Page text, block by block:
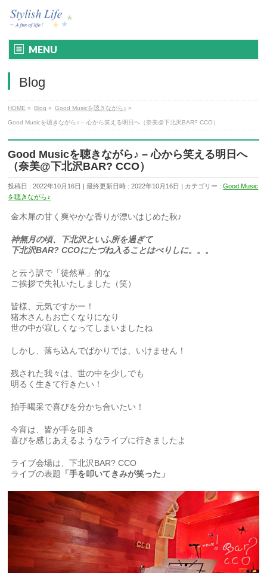
MENU
Blog
HOME » Blog » Good Musicを聴きながら♪ »
Good Musicを聴きながら♪ – 心から笑える明日へ（奈美@下北沢BAR? CCO）
Good Musicを聴きながら♪ – 心から笑える明日へ
（奈美@下北沢BAR? CCO）
投稿日 : 2022年10月16日 最終更新日時 : 2022年10月16日 カテゴリー :Good Music
を聴きながら♪
金木犀の甘く爽やかな香りが漂いはじめた秋♪
神無月の頃、下北沢といふ所を過ぎて
下北沢BAR? CCOにたづね入ることはべりしに。。。
と云う訳で「徒然草」的な
ご挨拶で失礼いたしました（笑）
皆様、元気ですかー！
猪木さんもお亡くなりになり
世の中が寂しくなってしまいましたね
しかし、落ち込んでばかりでは、いけません！
残された我々は、世の中を少しでも
明るく生きて行きたい！
拍手喝采で喜びを分かち合いたい！
今宵は、皆が手を叩き
喜びを感じあえるようなライブに行きましたよ
ライブ会場は、下北沢BAR? CCO
ライブの表題
「手を叩いてきみが笑った」